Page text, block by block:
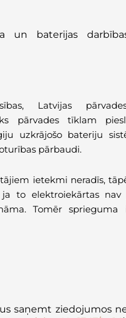
un baterijas
Latvijas
pārvades tīklam
uzkrājošo bateriju
pārbaudi.
ietekmi neradīs,
to elektroiekārtas
Tomēr
saņemt ziedojumos